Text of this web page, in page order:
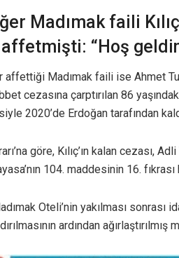
Madımak faili
“Hoş
affettiği Madımak faili ise Ahmet
cezasına çarptırılan 86
2020’de Erdoğan tarafından
göre, Kılıç’ın kalan cezası,
104. maddesinin 16. fıkrası
Oteli’nin yakılması sonrası
ardından